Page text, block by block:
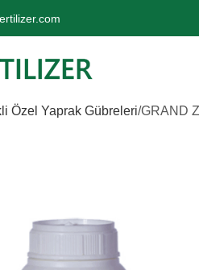
Özel Yaprak Gübreleri GRAND